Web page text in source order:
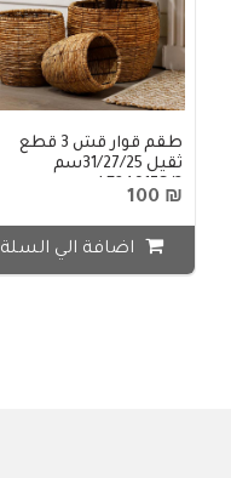
طقم قوار قش 3 قطع
ثقيل 31/27/25سم
LF24917S/3
₪ 100
اضافة الي السلة